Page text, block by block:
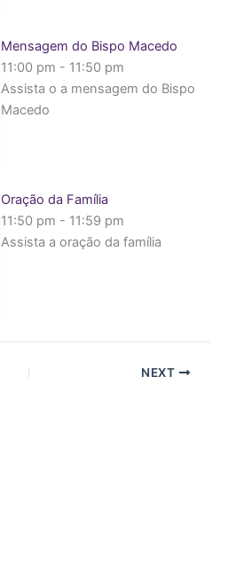
Mensagem do Bispo Macedo
11:00 pm - 11:50 pm
Assista o a mensagem do Bispo
Macedo
Oração da Família
11:50 pm - 11:59 pm
Assista a oração da família
NEXT